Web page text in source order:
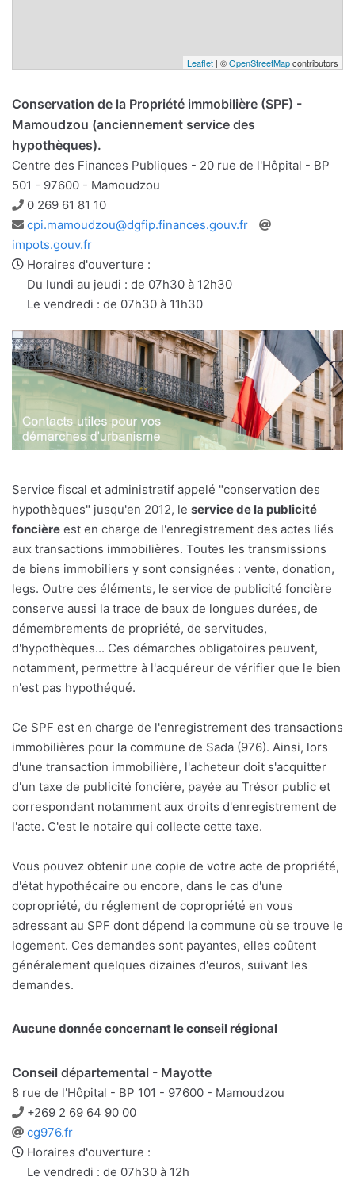
Leaflet | ©OpenStreetMapcontributors
Conservation de la Propriété immobilière (SPF) -
Mamoudzou (anciennement service des
hypothèques).
Centre des Finances Publiques - 20 rue de l'Hôpital - BP
501 - 97600 - Mamoudzou
Téléphone
0 269 61 81 10
Adresse
e-
mail
cpi.mamoudzou@dgfip.finances.gouv.fr
impots.gouv.fr
Horaires d'ouverture :
Du lundi au jeudi : de 07h30 à 12h30
Le vendredi : de 07h30 à 11h30
Service fiscal et administratif appelé "conservation des
hypothèques" jusqu'en 2012, le service de la publicité
foncière est en charge de l'enregistrement des actes liés
aux transactions immobilières. Toutes les transmissions
de biens immobiliers y sont consignées : vente, donation,
legs. Outre ces éléments, le service de publicité foncière
conserve aussi la trace de baux de longues durées, de
démembrements de propriété, de servitudes,
d'hypothèques... Ces démarches obligatoires peuvent,
notamment, permettre à l'acquéreur de vérifier que le bien
n'est pas hypothéqué.
Ce SPF est en charge de l'enregistrement des transactions
immobilières pour la commune de Sada (976). Ainsi, lors
d'une transaction immobilière, l'acheteur doit s'acquitter
d'un taxe de publicité foncière, payée au Trésor public et
correspondant notamment aux droits d'enregistrement de
l'acte. C'est le notaire qui collecte cette taxe.
Vous pouvez obtenir une copie de votre acte de propriété,
d'état hypothécaire ou encore, dans le cas d'une
copropriété, du réglement de copropriété en vous
adressant au SPF dont dépend la commune où se trouve le
logement. Ces demandes sont payantes, elles coûtent
généralement quelques dizaines d'euros, suivant les
demandes.
Aucune donnée concernant le conseil régional
Conseil départemental - Mayotte
8 rue de l'Hôpital - BP 101 - 97600 - Mamoudzou
Téléphone
+269 2 69 64 90 00
Site
web
cg976.fr
Horaires d'ouverture :
Le vendredi : de 07h30 à 12h